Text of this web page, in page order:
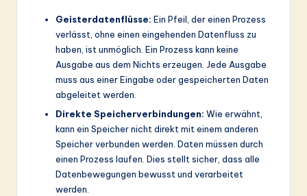
Geisterdatenflüsse: Ein Pfeil, der einen Prozess
verlässt, ohne einen eingehenden Datenfluss zu
haben, ist unmöglich. Ein Prozess kann keine
Ausgabe aus dem Nichts erzeugen. Jede Ausgabe
muss aus einer Eingabe oder gespeicherten Daten
abgeleitet werden.
Direkte Speicherverbindungen: Wie erwähnt,
kann ein Speicher nicht direkt mit einem anderen
Speicher verbunden werden. Daten müssen durch
einen Prozess laufen. Dies stellt sicher, dass alle
Datenbewegungen bewusst und verarbeitet
werden.